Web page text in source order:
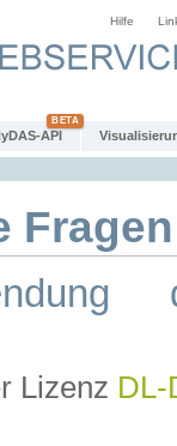
Hilfe
API
Lizenz